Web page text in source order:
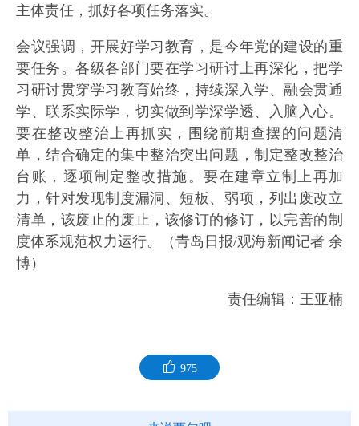
主体责任，抓好各项任务落实。
会议强调，开展好学习教育，是今年党的建设的重
要任务。各级各部门要在学习研讨上再深化，把学
习研讨贯穿学习教育始终，持续深入学、融会贯通
学、联系实际学，切实做到学深学透、入脑入心。
要在整改整治上再抓实，围绕前期查摆的问题清
单，结合确定的集中整治突出问题，制定整改整治
台账，逐项制定整改措施。要在建章立制上再加
力，针对发现制度漏洞、短板、弱项，列出废改立
清单，该废止的废止，该修订的修订，以完善的制
度体系规范权力运行。（青岛日报/观海新闻记者 余
博）
责任编辑：王亚楠
975